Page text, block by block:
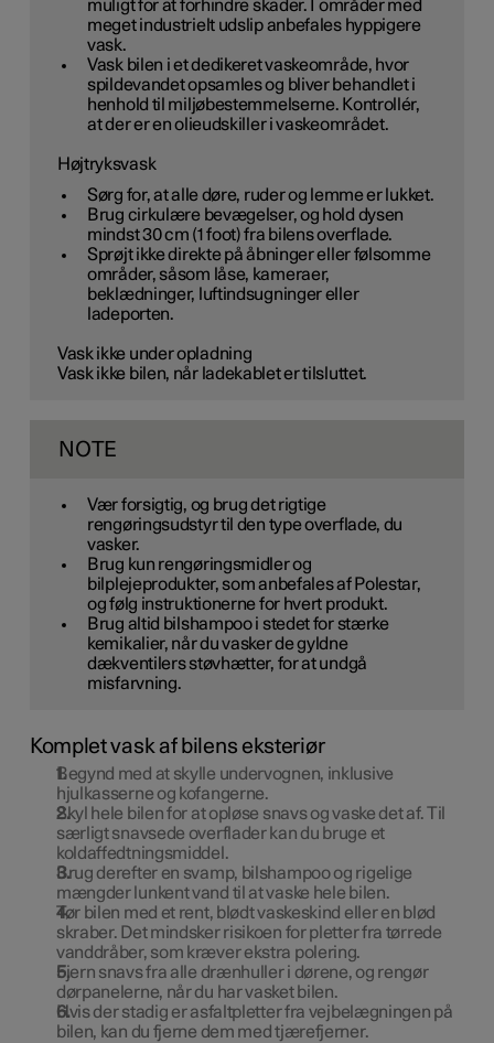
muligt for at forhindre skader. I områder med
meget industrielt udslip anbefales hyppigere
vask.
Vask bilen i et dedikeret vaskeområde, hvor
spildevandet opsamles og bliver behandlet i
henhold til miljøbestemmelserne. Kontrollér,
at der er en olieudskiller i vaskeområdet.
Højtryksvask
Sørg for, at alle døre, ruder og lemme er lukket.
Brug cirkulære bevægelser, og hold dysen
mindst 30 cm (1 foot) fra bilens overflade.
Sprøjt ikke direkte på åbninger eller følsomme
områder, såsom låse, kameraer,
beklædninger, luftindsugninger eller
ladeporten.
Vask ikke under opladning
Vask ikke bilen, når ladekablet er tilsluttet.
NOTE
Vær forsigtig, og brug det rigtige
rengøringsudstyr til den type overflade, du
vasker.
Brug kun rengøringsmidler og
bilplejeprodukter, som anbefales af Polestar,
og følg instruktionerne for hvert produkt.
Brug altid bilshampoo i stedet for stærke
kemikalier, når du vasker de gyldne
dækventilers støvhætter, for at undgå
misfarvning.
Komplet vask af bilens eksteriør
Begynd med at skylle undervognen, inklusive
hjulkasserne og kofangerne.
Skyl hele bilen for at opløse snavs og vaske det af. Til
særligt snavsede overflader kan du bruge et
koldaffedtningsmiddel.
Brug derefter en svamp, bilshampoo og rigelige
mængder lunkent vand til at vaske hele bilen.
Tør bilen med et rent, blødt vaskeskind eller en blød
skraber. Det mindsker risikoen for pletter fra tørrede
vanddråber, som kræver ekstra polering.
Fjern snavs fra alle drænhuller i dørene, og rengør
dørpanelerne, når du har vasket bilen.
Hvis der stadig er asfaltpletter fra vejbelægningen på
bilen, kan du fjerne dem med tjærefjerner.